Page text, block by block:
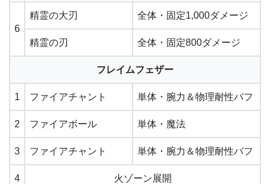
6
精霊の大刃 全体・固定1,000ダメージ
精霊の刃 全体・固定800ダメージ
フレイムフェザー
1 ファイアチャント 単体・腕力＆物理耐性バフ
2 ファイアボール 単体・魔法
3 ファイアチャント 単体・腕力＆物理耐性バフ
4 火ゾーン展開